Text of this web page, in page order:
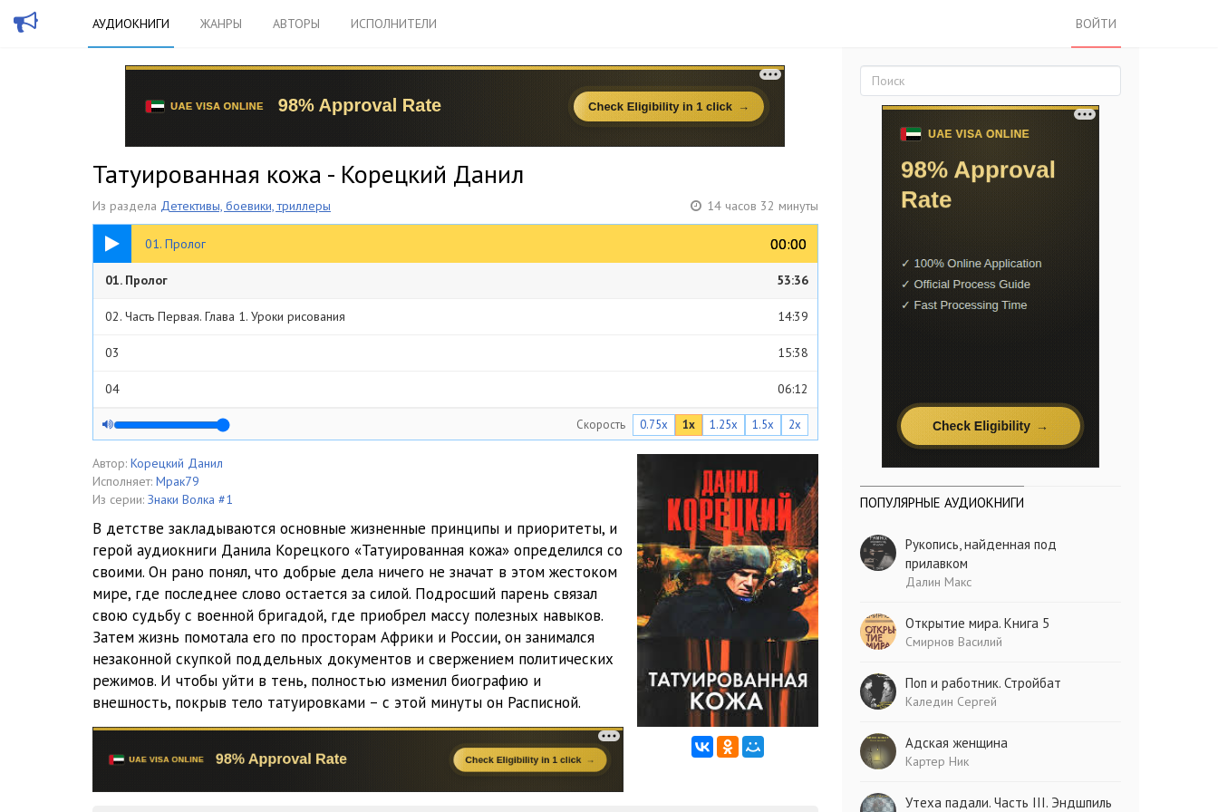
АУДИОКНИГИ ЖАНРЫ АВТОРЫ ИСПОЛНИТЕЛИ ВОЙТИ
Татуированная кожа - Корецкий Данил
Из раздела Детективы, боевики, триллеры 14 часов 32 минуты
01. Пролог 00:00
00:00
53:36
01. Пролог 53:36
02. Часть Первая. Глава 1. Уроки рисования 14:39
03 15:38
04 06:12
05 03:09
06
07 07:31
08 04:24
09 02:19
10. Глава 2. Удар левой. 41:59
11 11:48
12 08:06
13. Глава 3. Самопал на продажу 20:31
14
Скорость 0.75x 1x 1.25x 1.5x 2x
Автор: Корецкий Данил
Исполняет: Мрак79
Из серии: Знаки Волка #1
В детстве закладываются основные жизненные принципы и приоритеты, и
герой аудиокниги Данила Корецкого «Татуированная кожа» определился со
своими. Он рано понял, что добрые дела ничего не значат в этом жестоком
мире, где последнее слово остается за силой. Подросший парень связал
свою судьбу с военной бригадой, где приобрел массу полезных навыков.
Затем жизнь помотала его по просторам Африки и России, он занимался
незаконной скупкой поддельных документов и свержением политических
режимов. И чтобы уйти в тень, полностью изменил биографию и
внешность, покрыв тело татуировками – с этой минуты он Расписной.
ПОПУЛЯРНЫЕ АУДИОКНИГИ
Рукопись, найденная под
прилавком
Далин Макс
Открытие мира. Книга 5
Смирнов Василий
Поп и работник. Стройбат
Каледин Сергей
Адская женщина
Картер Ник
Утеха падали. Часть III. Эндшпиль